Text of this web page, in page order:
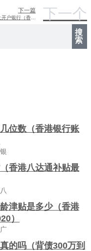
下一篇
香港网上开户银行（香港网上开户银行流程） 下一个
搜
索
位数（香港银行账
香港八达通补贴最
津贴是多少（香港
）
的吗（背债300万到